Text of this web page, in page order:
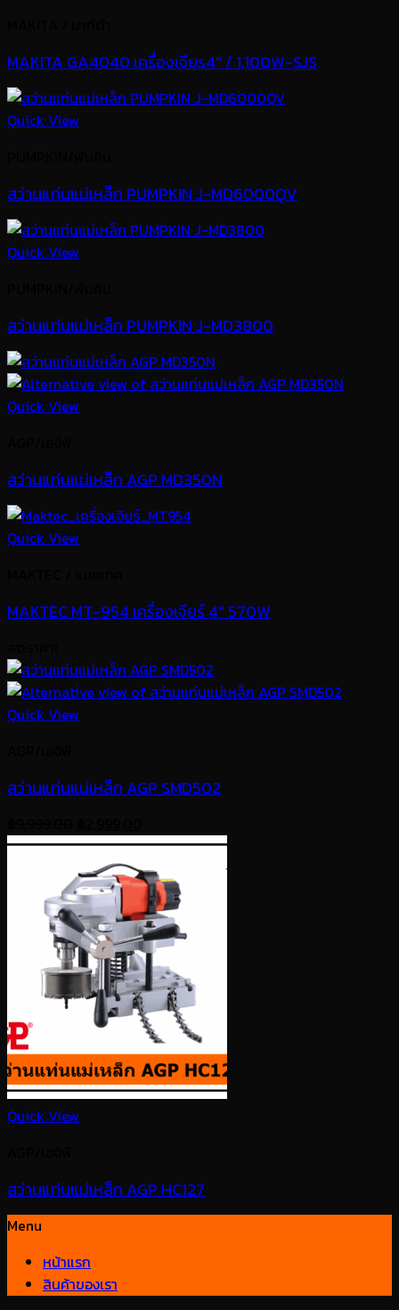
MAKITA GA4040 เครื่องเจียร4″ / 1,100W-SJS
Quick View
สว่านแท่นแม่เหล็ก PUMPKIN J-MD6000QV
Quick View
สว่านแท่นแม่เหล็ก PUMPKIN J-MD3800
Quick View
สว่านแท่นแม่เหล็ก AGP MD350N
Quick View
MAKTEC MT-954 เครื่องเจียร์ 4″ 570W
Quick View
สว่านแท่นแม่เหล็ก AGP SMD502
price
was:
฿9,999.00.
price
is:
฿2,999.00.
Quick View
สว่านแท่นแม่เหล็ก AGP HC127
Menu
หน้าแรก
สินค้าของเรา